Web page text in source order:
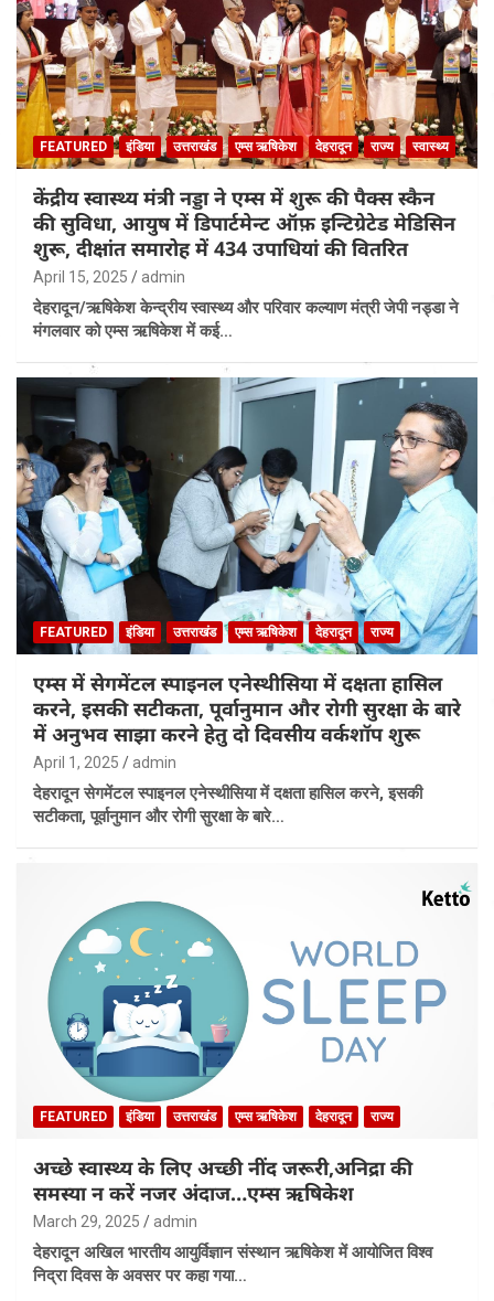
FEATURED इंडिया उत्तराखंड एम्स ऋषिकेश देहरादून राज्य स्वास्थ्य
केंद्रीय स्वास्थ्य मंत्री नड्डा ने एम्स में शुरू की पैक्स स्कैन
की सुविधा, आयुष में डिपार्टमेन्ट ऑफ़ इन्टिग्रेटेड मेडिसिन
शुरू, दीक्षांत समारोह में 434 उपाधियां की वितरित
April 15, 2025 admin
देहरादून/ऋषिकेश केन्द्रीय स्वास्थ्य और परिवार कल्याण मंत्री जेपी नड्डा ने
मंगलवार को एम्स ऋषिकेश में कई…
FEATURED इंडिया उत्तराखंड एम्स ऋषिकेश देहरादून राज्य
एम्स में सेगमेंटल स्पाइनल एनेस्थीसिया में दक्षता हासिल
करने, इसकी सटीकता, पूर्वानुमान और रोगी सुरक्षा के बारे
में अनुभव साझा करने हेतु दो दिवसीय वर्कशॉप शुरू
April 1, 2025 admin
देहरादून सेगमेंटल स्पाइनल एनेस्थीसिया में दक्षता हासिल करने, इसकी
सटीकता, पूर्वानुमान और रोगी सुरक्षा के बारे…
FEATURED इंडिया उत्तराखंड एम्स ऋषिकेश देहरादून राज्य
अच्छे स्वास्थ्य के लिए अच्छी नींद जरूरी,अनिद्रा की
समस्या न करें नजर अंदाज…एम्स ऋषिकेश
March 29, 2025 admin
देहरादून अखिल भारतीय आयुर्विज्ञान संस्थान ऋषिकेश में आयोजित विश्व
निद्रा दिवस के अवसर पर कहा गया…